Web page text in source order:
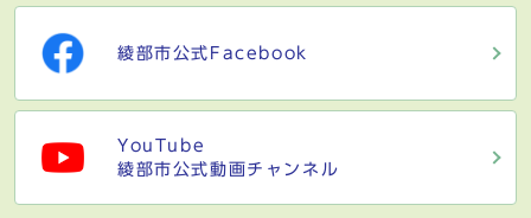
綾部市公式Facebook
YouTube
綾部市公式動画チャンネル